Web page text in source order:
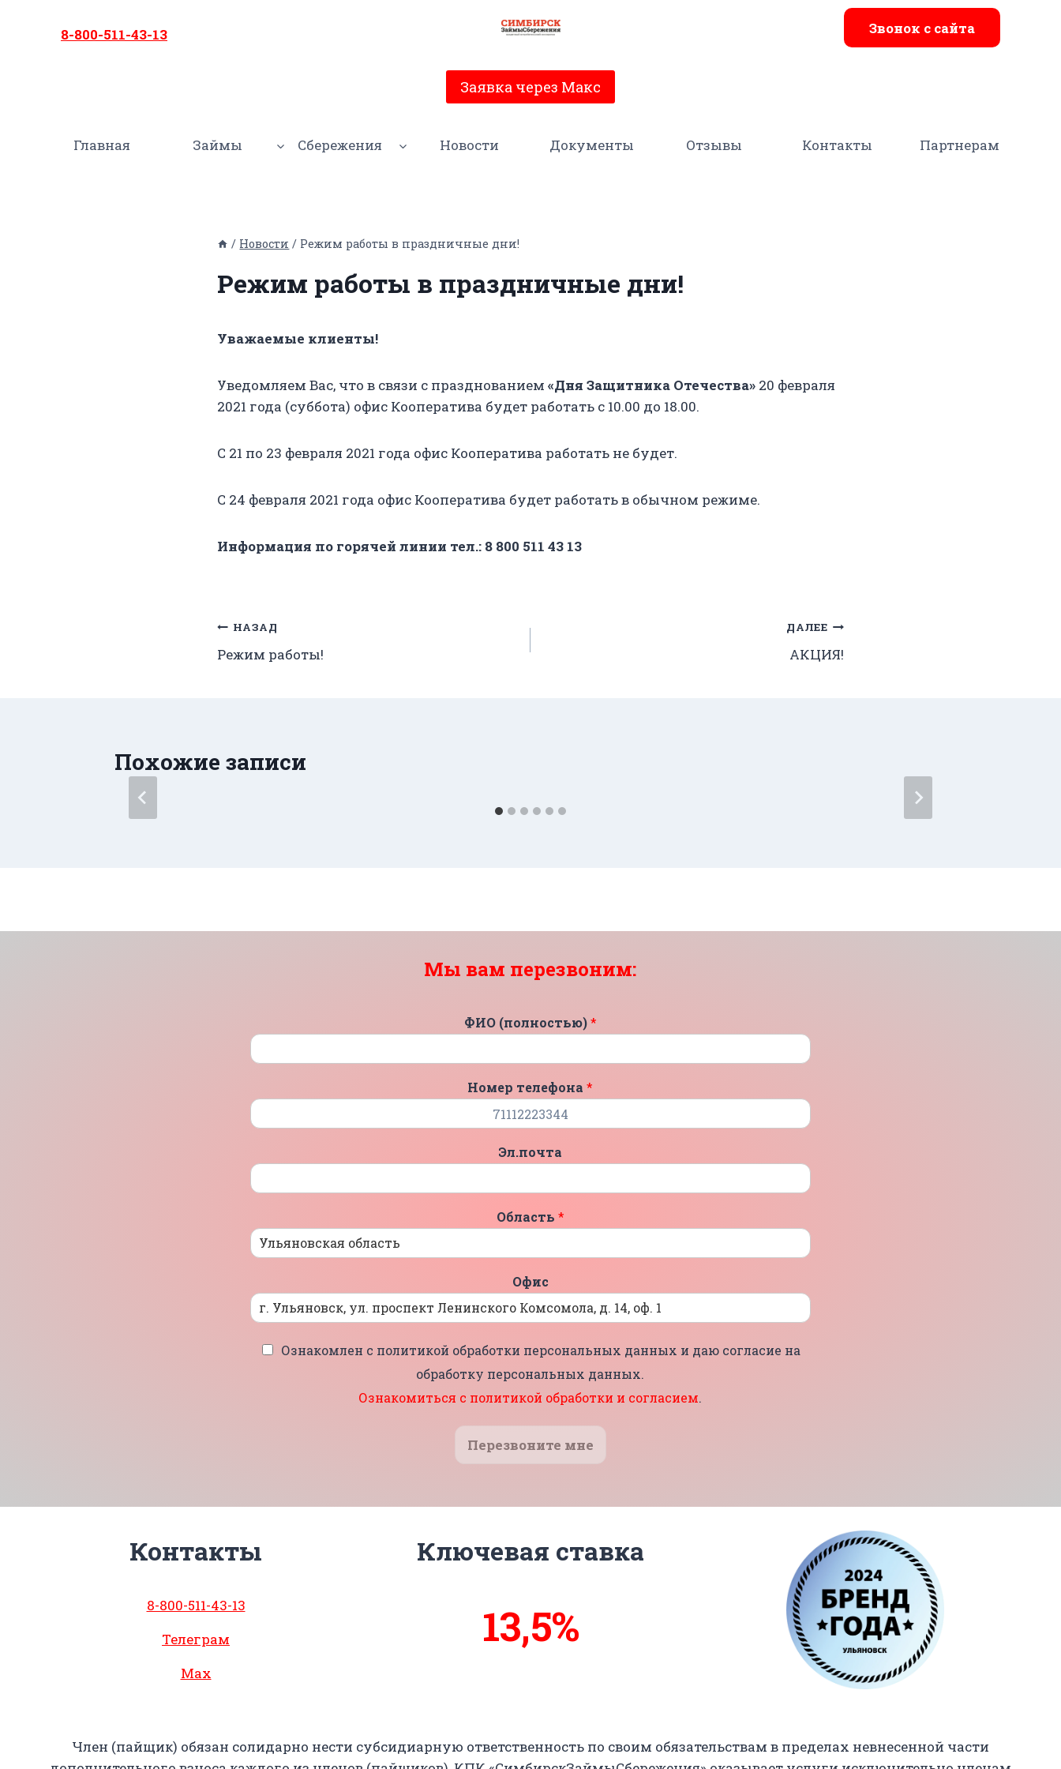
8-800-511-43-13 Звонок с сайта
Заявка через Макс
Главная Займы Сбережения Новости Документы Отзывы Контакты Партнерам
/ Новости / Режим работы в праздничные дни!
Режим работы в праздничные дни!
Уважаемые клиенты!
Уведомляем Вас, что в связи с празднованием «Дня Защитника Отечества» 20 февраля
2021 года (суббота) офис Кооператива будет работать с 10.00 до 18.00.
С 21 по 23 февраля 2021 года офис Кооператива работать не будет.
С 24 февраля 2021 года офис Кооператива будет работать в обычном режиме.
Информация по горячей линии тел.: 8 800 511 43 13
Навигация
по
НАЗАД
Режим работы!
ДАЛЕЕ
АКЦИЯ!
Похожие записи
Мы вам перезвоним:
ФИО (полностью)*
Номер телефона*
Эл.почта
Область *
Офис
Ознакомлен с политикой обработки персональных данных и даю согласие на
обработку персональных данных.
Ознакомиться с политикой обработки и согласием.
Перезвоните мне
Контакты
8-800-511-43-13
Телеграм
Max
Ключевая ставка
14%13,8%
Член (пайщик) обязан солидарно нести субсидиарную ответственность по своим обязательствам в пределах невнесенной части